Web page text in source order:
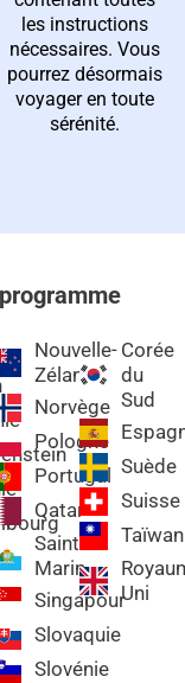
les instructions
nécessaires. Vous
pourrez désormais
voyager en toute
sérénité.
Nouvelle-
Zélande
Norvège
Pologne
Portugal
Qatar
Saint-
Marin
Singapour
Slovaquie
Slovénie
Corée
du
Sud
Suède
Suisse
Taïwan
Uni